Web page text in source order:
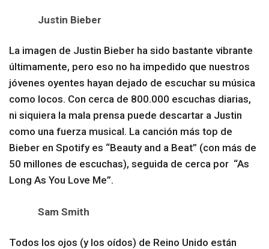
Justin Bieber
La imagen de Justin Bieber ha sido bastante vibrante
últimamente, pero eso no ha impedido que nuestros
jóvenes oyentes hayan dejado de escuchar su música
como locos. Con cerca de 800.000 escuchas diarias,
ni siquiera la mala prensa puede descartar a Justin
como una fuerza musical. La canción más top de
Bieber en Spotify es “Beauty and a Beat” (con más de
50 millones de escuchas), seguida de cerca por “As
Long As You Love Me”.
Sam Smith
Todos los ojos (y los oídos) de Reino Unido están